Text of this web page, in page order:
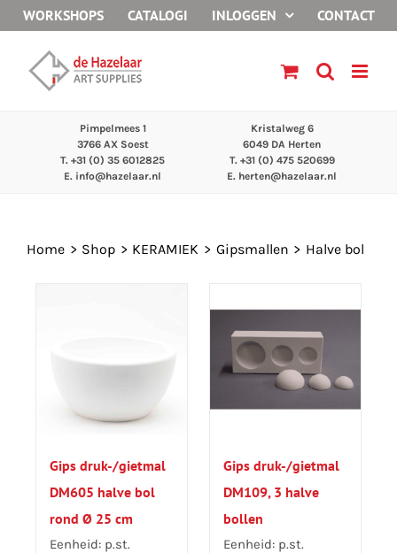
naar
inhoud
WORKSHOPS CATALOGI INLOGGEN CONTACT
Pimpelmees 1
3766 AX Soest
T. +31 (0) 35 6012825
E. info@hazelaar.nl
Kristalweg 6
6049 DA Herten
T. +31 (0) 475 520699
E. herten@hazelaar.nl
Home Shop KERAMIEK Gipsmallen Halve bol
Gips druk-/gietmal
DM605 halve bol
rond Ø 25 cm
Eenheid: p.st.
Gips druk-/gietmal
DM109, 3 halve
bollen
Eenheid: p.st.